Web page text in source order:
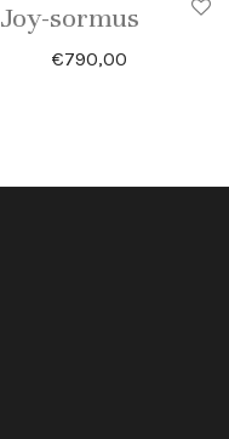
Joy-sormus
€790,00